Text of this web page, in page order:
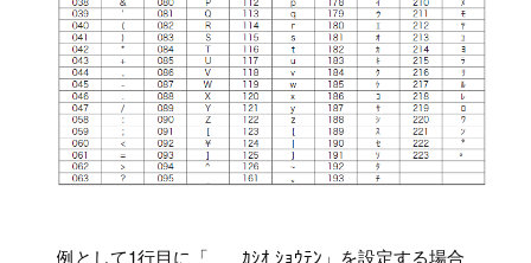
例として1行目に「 ｶｼｵ ｼｮｳﾃﾝ」を設定する場合